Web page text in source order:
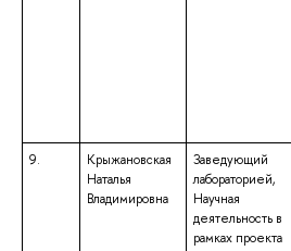
9.
Крыжановская
Наталья
Владимировна
Заведующий
лабораторией,
Научная
деятельность в
рамках проекта